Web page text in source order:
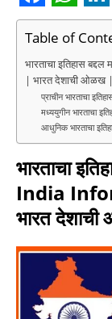
F
a
c
e
o
o
k
W
h
a
t
s
A
p
p
L
i
n
k
e
d
I
n
Table of
भारताचा इतिहास
| भारत देशाची ओळख |
प्राचीन भारताचा
मध्ययुगीन भारताचा
आधुनिक भारताचा
भारताचा
India
भारत देशाची